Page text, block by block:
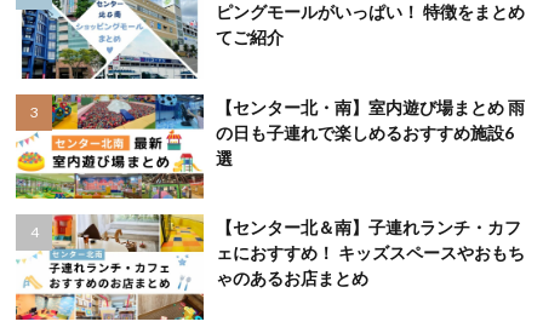
ピングモールがいっぱい！ 特徴をまとめ
てご紹介
【センター北・南】室内遊び場まとめ 雨
の日も子連れで楽しめるおすすめ施設6
選
【センター北＆南】子連れランチ・カフ
ェにおすすめ！ キッズスペースやおもち
ゃのあるお店まとめ